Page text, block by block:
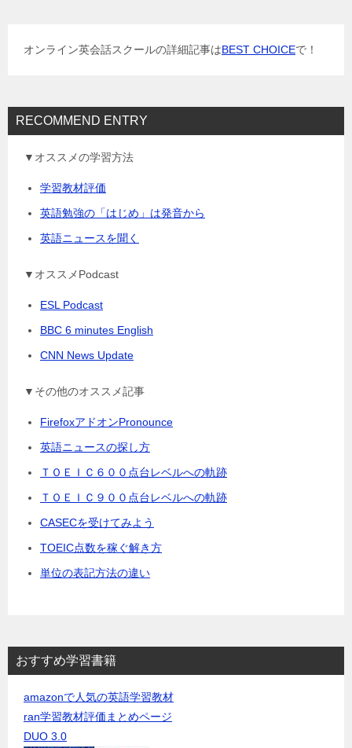
オンライン英会話スクールの詳細記事はBEST CHOICEで！
RECOMMEND ENTRY
▼オススメの学習方法
学習教材評価
英語勉強の「はじめ」は発音から
英語ニュースを聞く
▼オススメPodcast
ESL Podcast
BBC 6 minutes English
CNN News Update
▼その他のオススメ記事
FirefoxアドオンPronounce
英語ニュースの探し方
ＴＯＥＩＣ６００点台レベルへの軌跡
ＴＯＥＩＣ９００点台レベルへの軌跡
CASECを受けてみよう
TOEIC点数を稼ぐ解き方
単位の表記方法の違い
おすすめ学習書籍
amazonで人気の英語学習教材
ran学習教材評価まとめページ
DUO 3.0